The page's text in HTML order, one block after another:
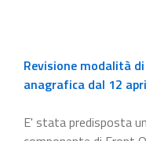
Revisione modalità
anagrafica dal 12
E' stata predisposta